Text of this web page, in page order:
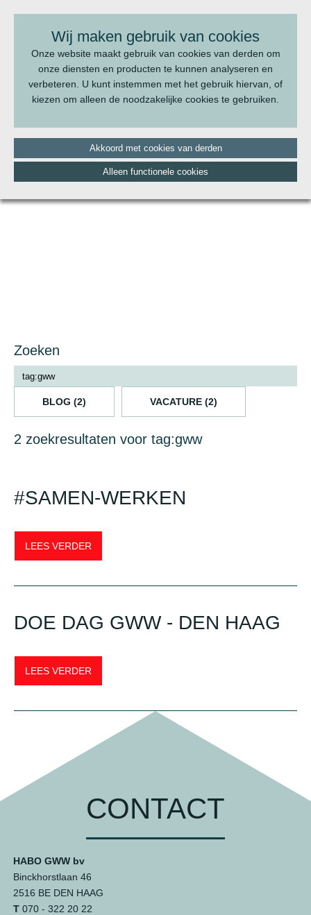
Wij maken gebruik van cookies
Onze website maakt gebruik van cookies van derden om
onze diensten en producten te kunnen analyseren en
verbeteren. U kunt instemmen met het gebruik hiervan, of
kiezen om alleen de noodzakelijke cookies te gebruiken.
Akkoord met cookies van derden
Alleen functionele cookies
BEL ONS:070 - 322 20 22
Zoeken
BLOG (2) VACATURE (2)
2 zoekresultaten voor tag:gww
#SAMEN-WERKEN
LEES VERDER
DOE DAG GWW - DEN HAAG
LEES VERDER
CONTACT
HABO GWW bv
Binckhorstlaan 46
2516 BE DEN HAAG
T070 - 322 20 22